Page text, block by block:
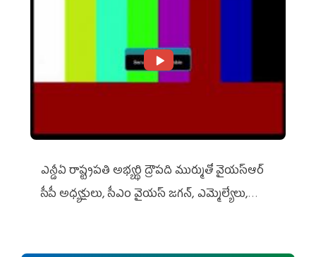
ఎన్డీఏ రాష్ట్ర‌ప‌తి అభ్య‌ర్థి ద్రౌప‌ది ముర్ముతో వైయ‌స్ఆర్
సీపీ అధ్య‌క్షులు, సీఎం వైయ‌స్ జ‌గ‌న్, ఎమ్మెల్యేలు,